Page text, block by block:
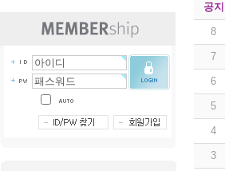
공지
8
7
6
5
4
3